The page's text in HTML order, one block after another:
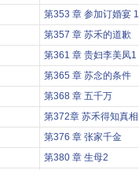
第353 章 参加订婚宴 1
第357 章 苏禾的道歉
第361 章 贵妇李美凤1
第365 章 苏念的条件
第368 章 五千万
第372章 苏禾得知真相
第376 章 张家千金
第380 章 生母2